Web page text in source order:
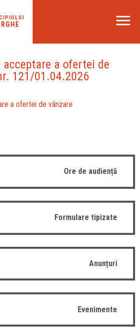
acceptare a ofertei de
121/01.04.2026
a ofertei de vânzare
Ore de audiență
Formulare tipizate
Anunțuri
Evenimente